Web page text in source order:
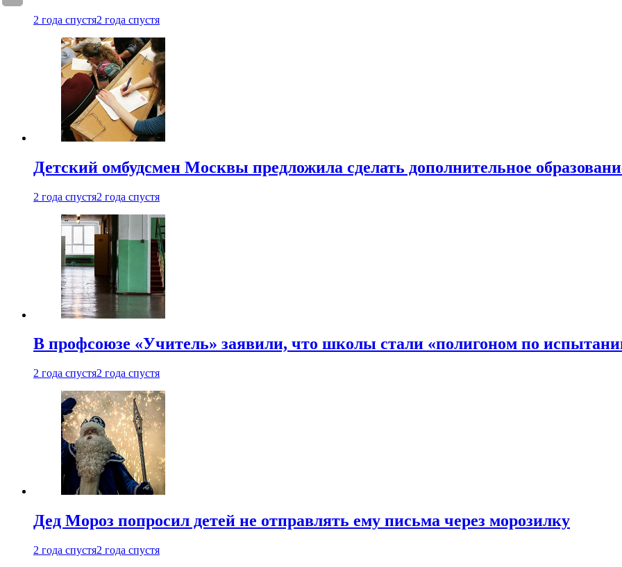
2 года спустя2 года спустя
Детский омбудсмен Москвы предложила сделать дополнительное
2 года спустя2 года спустя
В профсоюзе «Учитель» заявили, что школы стали «полигоном по
2 года спустя2 года спустя
Дед Мороз попросил детей не отправлять ему письма через морозилку
2 года спустя2 года спустя